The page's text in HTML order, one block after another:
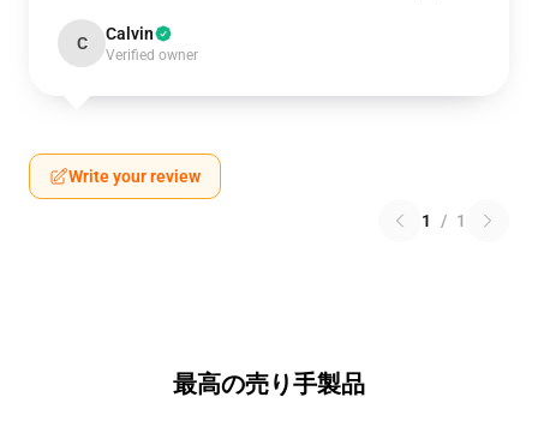
C Calvin
Verified owner
Write your review
1 / 1
最高の売り手製品